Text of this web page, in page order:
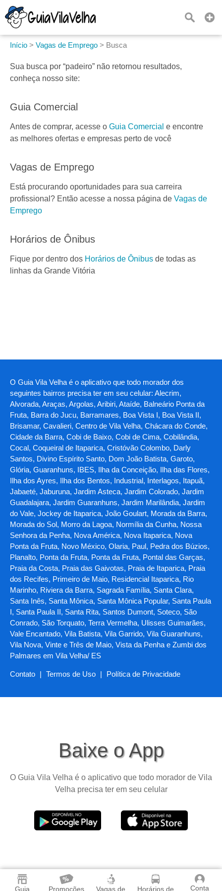
Guia Promoções Vagas de Horários de Conta
Início > Vagas de Emprego > Busca
Sua busca por “padeiro” não retornou resultados,
conheça nosso site:
Guia Comercial
Antes de comprar, acesse o Guia Comercial e encontre
as melhores ofertas e empresas perto de você
Vagas de Emprego
Está procurando oportunidades para sua carreira
profissional? Então acesse a nossa página de Vagas de
Emprego
Horários de Ônibus
Fique por dentro dos Horários de Ônibus de todas as
linhas da Grande Vitória
O Guia Vila Velha é o aplicativo que todo morador dos
seguintes bairros precisa ter em seu celular: Alecrim,
Alvorada, Araças, Argolas, Aribiri, Ataíde, Balneário Ponta da
Fruta, Barra do Jucu, Barramares, Boa Vista I, Boa Vista II,
Brisamar, Cavalieri, Centro de Vila Velha, Chácara do Conde,
Cidade da Barra, Cobi de Baixo, Cobi de Cima, Cobilândia,
Cocal, Coqueiral de Itaparica, Cristóvão Colombo, Darly
Santos, Divino Espírito Santo, Dom João Batista, Garoto,
Glória, Guaranhuns, IBES, Ilha da Conceição, Ilha das Flores,
Ilha dos Ayres, Ilha dos Bentos, Industrial, Interlagos, Itapuã,
Jabaeté, Jaburuna, Jardim Asteca, Jardim Colorado, Jardim
Guadalajara, Jardim Guaranhuns, Jardim Marilândia, Jardim
do Vale, Jockey de Itaparica, João Goulart, Morada da Barra,
Morada do Sol, Morro da Lagoa, Normília da Cunha, Nossa
Senhora da Penha, Nova América, Nova Itaparica, Nova
Ponta da Fruta, Novo México, Olaria, Paul, Pedra dos Búzios,
Planalto, Ponta da Fruta, Ponta da Fruta, Pontal das Garças,
Praia da Costa, Praia das Gaivotas, Praia de Itaparica, Praia
dos Recifes, Primeiro de Maio, Residencial Itaparica, Rio
Marinho, Riviera da Barra, Sagrada Família, Santa Clara,
Santa Inês, Santa Mônica, Santa Mônica Popular, Santa Paula
I, Santa Paula II, Santa Rita, Santos Dumont, Soteco, São
Conrado, São Torquato, Terra Vermelha, Ulisses Guimarães,
Vale Encantado, Vila Batista, Vila Garrido, Vila Guaranhuns,
Vila Nova, Vinte e Três de Maio, Vista da Penha e Zumbi dos
Palmares em Vila Velha/ ES
Contato | Termos de Uso | Política de Privacidade
Baixe o App
O Guia Vila Velha é o aplicativo que todo morador de Vila
Velha precisa ter em seu celular